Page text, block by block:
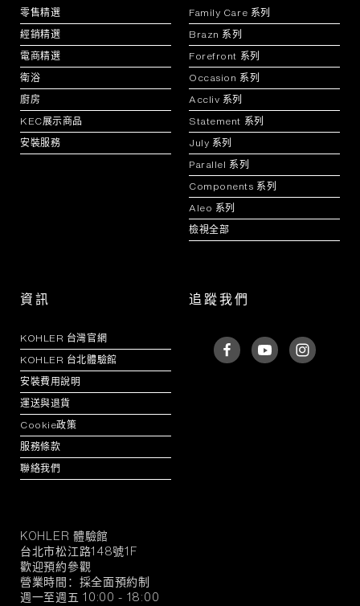
零售精選
經銷精選
電商精選
衛浴
廚房
KEC展示商品
安裝服務
Family Care 系列
Brazn 系列
Forefront 系列
Occasion 系列
Accliv 系列
Statement 系列
July 系列
Parallel 系列
Components 系列
Aleo 系列
檢視全部
資訊
KOHLER 台灣官網
KOHLER 台北體驗館
安裝費用說明
運送與退貨
Cookie政策
服務條款
聯絡我們
追蹤我們
KOHLER
官
方
旗
KOHLER 體驗館
台北市松江路148號1F
歡迎預約參觀
營業時間：採全面預約制
週一至週五 10:00 - 18:00